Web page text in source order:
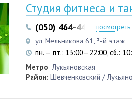
Студия фитнеса и
(050) 464-44-46
ул. Мельникова 61, 3-й этаж
пн. — пт.: 13:00—22:00, сб.:
Метро: Лукьяновская
Район: Шевченковский /